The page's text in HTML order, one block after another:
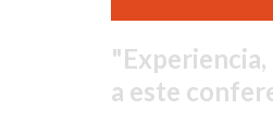
a este